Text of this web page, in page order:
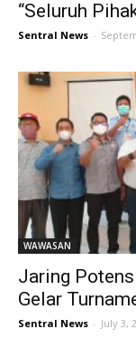
“Seluruh
Sentral News -
WAWASAN
Jaring
Gelar
Sentral News - July 3,